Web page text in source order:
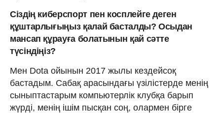
Сіздің киберспорт пен косплейге деген
құштарлығыңыз қалай басталды? Осыдан
мансап құрауға болатынын қай сәтте
түсіндіңіз?
Мен Dota ойынын 2017 жылы кездейсоқ
бастадым. Сабақ арасындағы үзілістерде менің
сыныптастарым компьютерлік клубқа барып
жүрді, менің ішім пысқан соң, олармен бірге